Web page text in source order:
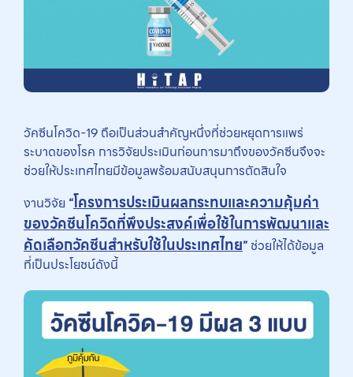
วัคซีนโควิด-19 ถือเป็นส่วนสำคัญหนึ่งที่ช่วยหยุดการแพร่
ระบาดของโรค การวิจัยประเมินก่อนการมาถึงของวัคซีนจึงจะ
ช่วยให้ประเทศไทยมีข้อมูลพร้อมสนับสนุนการตัดสินใจ
งานวิจัย “โครงการประเมินผลกระทบและความคุ้มค่า
ของวัคซีนโควิดที่พึงประสงค์เพื่อใช้ในการพัฒนาและ
คัดเลือกวัคซีนสำหรับใช้ในประเทศไทย” ช่วยให้ได้ข้อมูล
ที่เป็นประโยชน์ดังนี้